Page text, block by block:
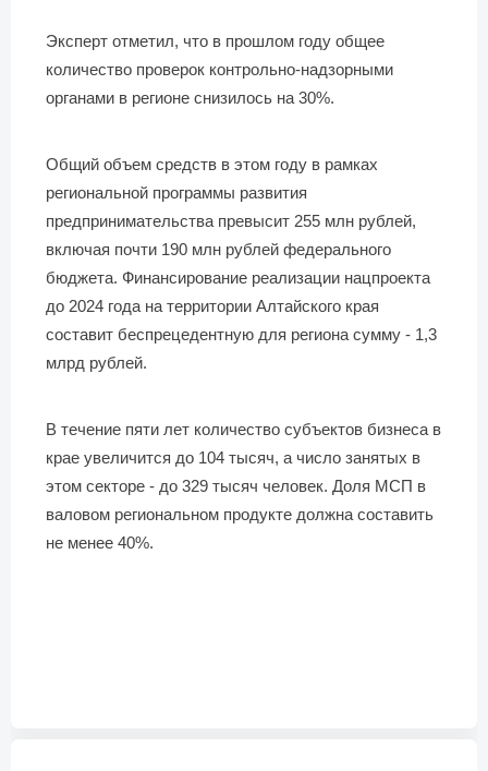
Эксперт отметил, что в прошлом году общее
количество проверок контрольно-надзорными
органами в регионе снизилось на 30%.
Общий объем средств в этом году в рамках
региональной программы развития
предпринимательства превысит 255 млн рублей,
включая почти 190 млн рублей федерального
бюджета. Финансирование реализации нацпроекта
до 2024 года на территории Алтайского края
составит беспрецедентную для региона сумму - 1,3
млрд рублей.
В течение пяти лет количество субъектов бизнеса в
крае увеличится до 104 тысяч, а число занятых в
этом секторе - до 329 тысяч человек. Доля МСП в
валовом региональном продукте должна составить
не менее 40%.